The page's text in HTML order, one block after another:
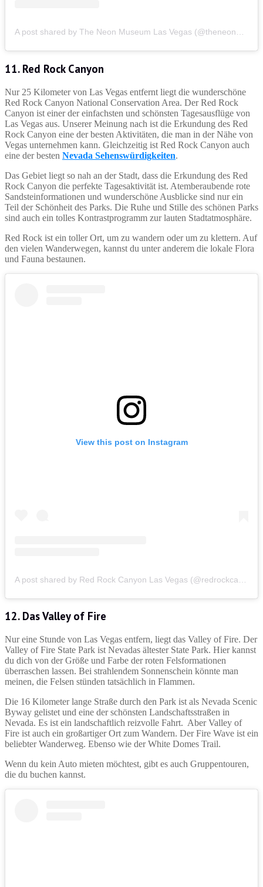
11. Red Rock Canyon
Nur 25 Kilometer von Las Vegas entfernt liegt die wunderschöne
Red Rock Canyon National Conservation Area. Der Red Rock
Canyon ist einer der einfachsten und schönsten Tagesausflüge von
Las Vegas aus. Unserer Meinung nach ist die Erkundung des Red
Rock Canyon eine der besten Aktivitäten, die man in der Nähe von
Vegas unternehmen kann. Gleichzeitig ist Red Rock Canyon auch
eine der besten Nevada Sehenswürdigkeiten.
Das Gebiet liegt so nah an der Stadt, dass die Erkundung des Red
Rock Canyon die perfekte Tagesaktivität ist. Atemberaubende rote
Sandsteinformationen und wunderschöne Ausblicke sind nur ein
Teil der Schönheit des Parks. Die Ruhe und Stille des schönen Parks
sind auch ein tolles Kontrastprogramm zur lauten Stadtatmosphäre.
Red Rock ist ein toller Ort, um zu wandern oder um zu klettern. Auf
den vielen Wanderwegen, kannst du unter anderem die lokale Flora
und Fauna bestaunen.
View this post on Instagram
12. Das Valley of Fire
Nur eine Stunde von Las Vegas entfern, liegt das Valley of Fire. Der
Valley of Fire State Park ist Nevadas ältester State Park. Hier kannst
du dich von der Größe und Farbe der roten Felsformationen
überraschen lassen. Bei strahlendem Sonnenschein könnte man
meinen, die Felsen stünden tatsächlich in Flammen.
Die 16 Kilometer lange Straße durch den Park ist als Nevada Scenic
Byway gelistet und eine der schönsten Landschaftsstraßen in
Nevada. Es ist ein landschaftlich reizvolle Fahrt. Aber Valley of
Fire ist auch ein großartiger Ort zum Wandern. Der Fire Wave ist ein
beliebter Wanderweg. Ebenso wie der White Domes Trail.
Wenn du kein Auto mieten möchtest, gibt es auch Gruppentouren,
die du buchen kannst.